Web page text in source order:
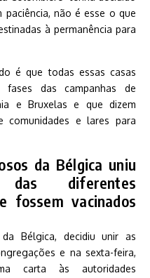
não é esse o que
à permanência para
é que todas essas casas
fases das campanhas de
e Bruxelas e que dizem
e lares para
da Bélgica uniu
das diferentes
fossem vacinados
Bélgica, decidiu unir as
e na sexta-feira,
carta às autoridades